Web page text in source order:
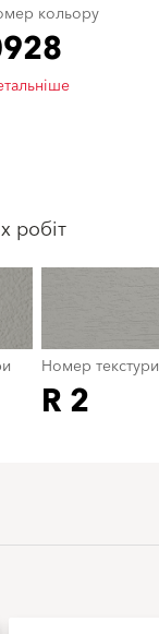
кольору
робіт
Номер текстури
R 2